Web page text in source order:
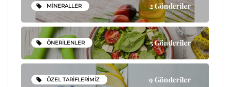
MINERALLER 2 Gönderiler
ÖNERILENLER 5 Gönderiler
ÖZEL TARIFLERIMIZ 9 Gönderiler